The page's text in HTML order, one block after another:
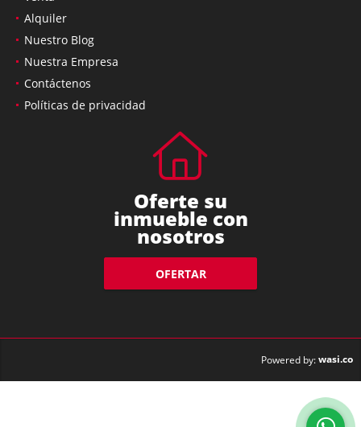
Venta
Alquiler
Nuestro Blog
Nuestra Empresa
Contáctenos
Oferte su
inmueble con
nosotros
OFERTAR
Powered by:wasi.co